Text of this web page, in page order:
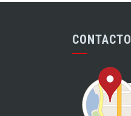
CONTACTO